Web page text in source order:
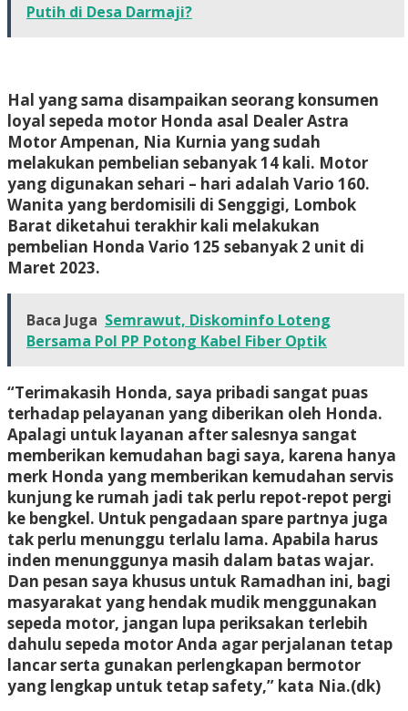
Putih di Desa Darmaji?
Hal yang sama disampaikan seorang konsumen
loyal sepeda motor Honda asal Dealer Astra
Motor Ampenan, Nia Kurnia yang sudah
melakukan pembelian sebanyak 14 kali. Motor
yang digunakan sehari – hari adalah Vario 160.
Wanita yang berdomisili di Senggigi, Lombok
Barat diketahui terakhir kali melakukan
pembelian Honda Vario 125 sebanyak 2 unit di
Maret 2023.
Baca Juga Semrawut, Diskominfo Loteng
Bersama Pol PP Potong Kabel Fiber Optik
“Terimakasih Honda, saya pribadi sangat puas
terhadap pelayanan yang diberikan oleh Honda.
Apalagi untuk layanan after salesnya sangat
memberikan kemudahan bagi saya, karena hanya
merk Honda yang memberikan kemudahan servis
kunjung ke rumah jadi tak perlu repot-repot pergi
ke bengkel. Untuk pengadaan spare partnya juga
tak perlu menunggu terlalu lama. Apabila harus
inden menunggunya masih dalam batas wajar.
Dan pesan saya khusus untuk Ramadhan ini, bagi
masyarakat yang hendak mudik menggunakan
sepeda motor, jangan lupa periksakan terlebih
dahulu sepeda motor Anda agar perjalanan tetap
lancar serta gunakan perlengkapan bermotor
yang lengkap untuk tetap safety,” kata Nia.(dk)